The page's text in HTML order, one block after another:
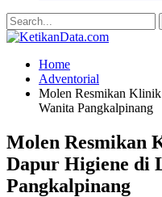
Home
Adventorial
Molen Resmikan
Wanita Pangkalpinang
Molen Resmikan
Dapur Higiene di
Pangkalpinang